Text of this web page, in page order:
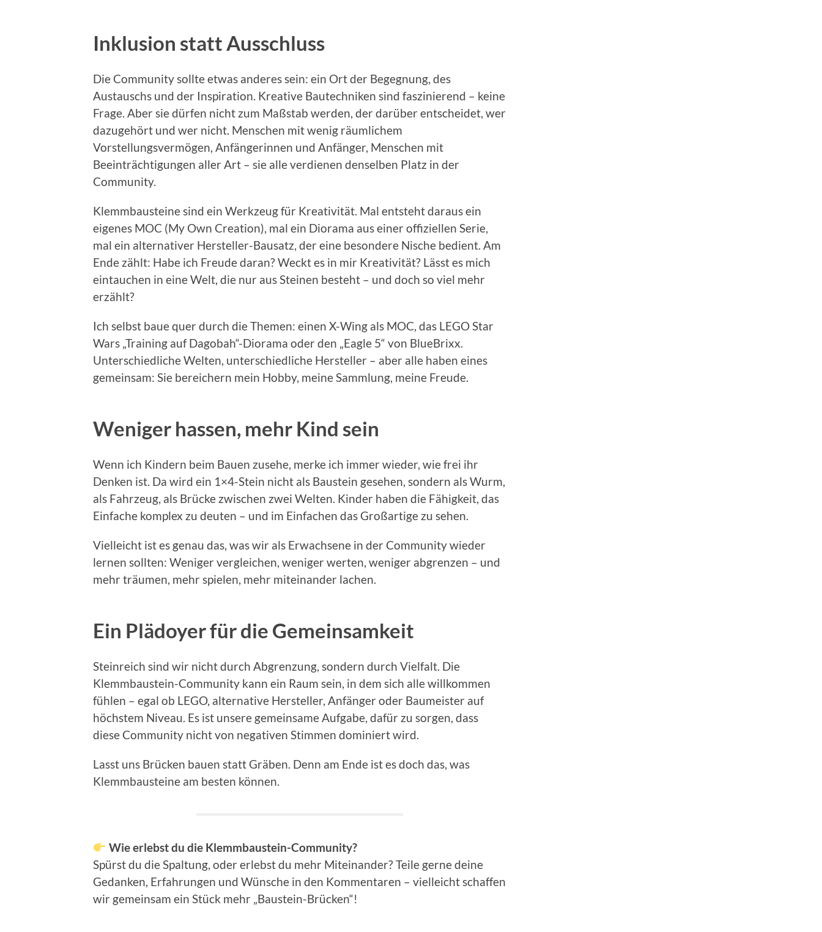
Inklusion statt Ausschluss
Die Community sollte etwas anderes sein: ein Ort der Begegnung, des
Austauschs und der Inspiration. Kreative Bautechniken sind faszinierend – keine
Frage. Aber sie dürfen nicht zum Maßstab werden, der darüber entscheidet, wer
dazugehört und wer nicht. Menschen mit wenig räumlichem
Vorstellungsvermögen, Anfängerinnen und Anfänger, Menschen mit
Beeinträchtigungen aller Art – sie alle verdienen denselben Platz in der
Community.
Klemmbausteine sind ein Werkzeug für Kreativität. Mal entsteht daraus ein
eigenes MOC (My Own Creation), mal ein Diorama aus einer offiziellen Serie,
mal ein alternativer Hersteller-Bausatz, der eine besondere Nische bedient. Am
Ende zählt: Habe ich Freude daran? Weckt es in mir Kreativität? Lässt es mich
eintauchen in eine Welt, die nur aus Steinen besteht – und doch so viel mehr
erzählt?
Ich selbst baue quer durch die Themen: einen X-Wing als MOC, das LEGO Star
Wars „Training auf Dagobah“-Diorama oder den „Eagle 5“ von BlueBrixx.
Unterschiedliche Welten, unterschiedliche Hersteller – aber alle haben eines
gemeinsam: Sie bereichern mein Hobby, meine Sammlung, meine Freude.
Weniger hassen, mehr Kind sein
Wenn ich Kindern beim Bauen zusehe, merke ich immer wieder, wie frei ihr
Denken ist. Da wird ein 1×4-Stein nicht als Baustein gesehen, sondern als Wurm,
als Fahrzeug, als Brücke zwischen zwei Welten. Kinder haben die Fähigkeit, das
Einfache komplex zu deuten – und im Einfachen das Großartige zu sehen.
Vielleicht ist es genau das, was wir als Erwachsene in der Community wieder
lernen sollten: Weniger vergleichen, weniger werten, weniger abgrenzen – und
mehr träumen, mehr spielen, mehr miteinander lachen.
Ein Plädoyer für die Gemeinsamkeit
Steinreich sind wir nicht durch Abgrenzung, sondern durch Vielfalt. Die
Klemmbaustein-Community kann ein Raum sein, in dem sich alle willkommen
fühlen – egal ob LEGO, alternative Hersteller, Anfänger oder Baumeister auf
höchstem Niveau. Es ist unsere gemeinsame Aufgabe, dafür zu sorgen, dass
diese Community nicht von negativen Stimmen dominiert wird.
Lasst uns Brücken bauen statt Gräben. Denn am Ende ist es doch das, was
Klemmbausteine am besten können.
Wie erlebst du die Klemmbaustein-Community?
Spürst du die Spaltung, oder erlebst du mehr Miteinander? Teile gerne deine
Gedanken, Erfahrungen und Wünsche in den Kommentaren – vielleicht schaffen
wir gemeinsam ein Stück mehr „Baustein-Brücken“!